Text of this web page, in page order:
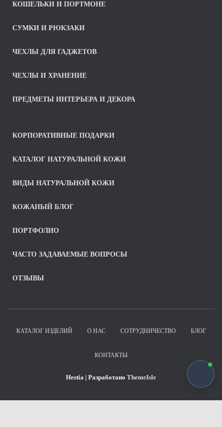
КОШЕЛЬКИ И ПОРТМОНЕ
СУМКИ И РЮКЗАКИ
ЧЕХЛЫ ДЛЯ ГАДЖЕТОВ
ЧЕХЛЫ И ХРАНЕНИЕ
ПРЕДМЕТЫ ИНТЕРЬЕРА И ДЕКОРА
КОРПОРАТИВНЫЕ ПОДАРКИ
КАТАЛОГ НАТУРАЛЬНОЙ КОЖИ
ВИДЫ НАТУРАЛЬНОЙ КОЖИ
КОЖАНЫЙ БЛОГ
ПОРТФОЛИО
ЧАСТО ЗАДАВАЕМЫЕ ВОПРОСЫ
ОТЗЫВЫ
КАТАЛОГ ИЗДЕЛИЙ О НАС СОТРУДНИЧЕСТВО БЛОГ
КОНТАКТЫ
Hestia | Разработано ThemeIsle